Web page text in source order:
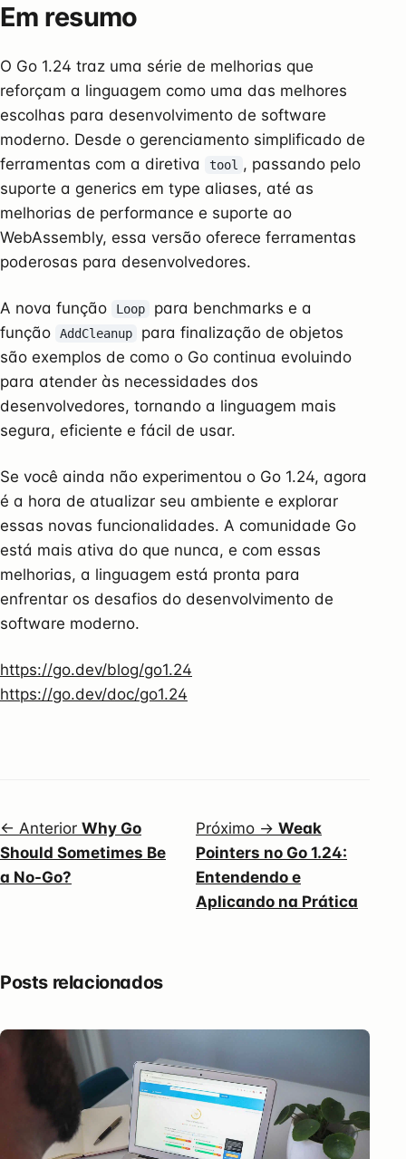
Em resumo
O Go 1.24 traz uma série de melhorias que
reforçam a linguagem como uma das melhores
escolhas para desenvolvimento de software
moderno. Desde o gerenciamento simplificado de
ferramentas com a diretiva
tool , passando pelo
suporte a generics em type aliases, até as
melhorias de performance e suporte ao
WebAssembly, essa versão oferece ferramentas
poderosas para desenvolvedores.
A nova função Loop
para benchmarks e a
função
AddCleanup
para finalização de objetos
são exemplos de como o Go continua evoluindo
para atender às necessidades dos
desenvolvedores, tornando a linguagem mais
segura, eficiente e fácil de usar.
Se você ainda não experimentou o Go 1.24, agora
é a hora de atualizar seu ambiente e explorar
essas novas funcionalidades. A comunidade Go
está mais ativa do que nunca, e com essas
melhorias, a linguagem está pronta para
enfrentar os desafios do desenvolvimento de
software moderno.
https://go.dev/blog/go1.24
https://go.dev/doc/go1.24
← Anterior Why Go
Should Sometimes Be
a No-Go?
Próximo → Weak
Pointers no Go 1.24:
Entendendo e
Aplicando na Prática
Posts relacionados